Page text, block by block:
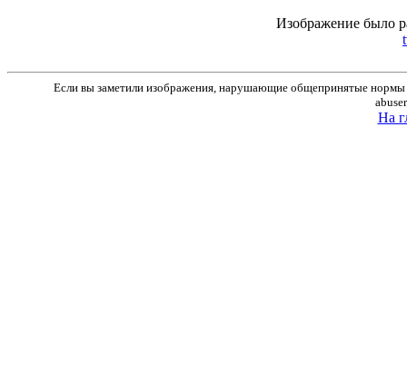
Изображение было
Если вы заметили изображения, нарушающие общепринятые нормы
На